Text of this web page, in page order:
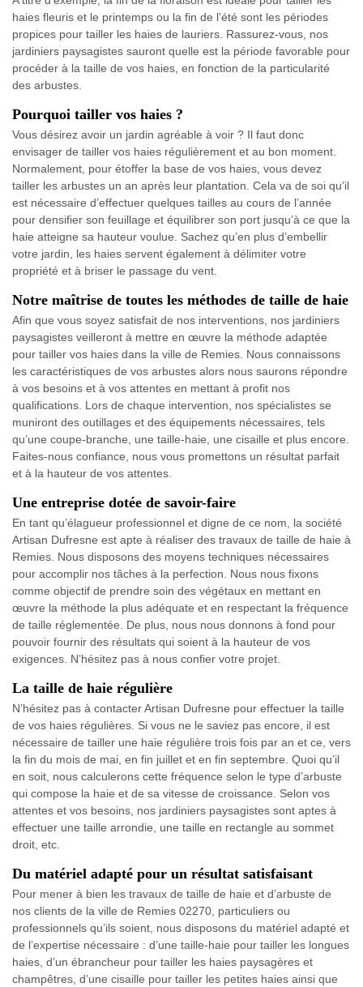
haies fleuris et le printemps ou la fin de l’été sont les périodes
propices pour tailler les haies de lauriers. Rassurez-vous, nos
jardiniers paysagistes sauront quelle est la période favorable pour
procéder à la taille de vos haies, en fonction de la particularité
des arbustes.
Pourquoi tailler vos haies ?
Vous désirez avoir un jardin agréable à voir ? Il faut donc
envisager de tailler vos haies régulièrement et au bon moment.
Normalement, pour étoffer la base de vos haies, vous devez
tailler les arbustes un an après leur plantation. Cela va de soi qu’il
est nécessaire d’effectuer quelques tailles au cours de l’année
pour densifier son feuillage et équilibrer son port jusqu’à ce que la
haie atteigne sa hauteur voulue. Sachez qu’en plus d’embellir
votre jardin, les haies servent également à délimiter votre
propriété et à briser le passage du vent.
Notre maîtrise de toutes les méthodes de taille de haie
Afin que vous soyez satisfait de nos interventions, nos jardiniers
paysagistes veilleront à mettre en œuvre la méthode adaptée
pour tailler vos haies dans la ville de Remies. Nous connaissons
les caractéristiques de vos arbustes alors nous saurons répondre
à vos besoins et à vos attentes en mettant à profit nos
qualifications. Lors de chaque intervention, nos spécialistes se
muniront des outillages et des équipements nécessaires, tels
qu’une coupe-branche, une taille-haie, une cisaille et plus encore.
Faites-nous confiance, nous vous promettons un résultat parfait
et à la hauteur de vos attentes.
Une entreprise dotée de savoir-faire
En tant qu’élagueur professionnel et digne de ce nom, la société
Artisan Dufresne est apte à réaliser des travaux de taille de haie à
Remies. Nous disposons des moyens techniques nécessaires
pour accomplir nos tâches à la perfection. Nous nous fixons
comme objectif de prendre soin des végétaux en mettant en
œuvre la méthode la plus adéquate et en respectant la fréquence
de taille réglementée. De plus, nous nous donnons à fond pour
pouvoir fournir des résultats qui soient à la hauteur de vos
exigences. N’hésitez pas à nous confier votre projet.
La taille de haie régulière
N’hésitez pas à contacter Artisan Dufresne pour effectuer la taille
de vos haies régulières. Si vous ne le saviez pas encore, il est
nécessaire de tailler une haie régulière trois fois par an et ce, vers
la fin du mois de mai, en fin juillet et en fin septembre. Quoi qu’il
en soit, nous calculerons cette fréquence selon le type d’arbuste
qui compose la haie et de sa vitesse de croissance. Selon vos
attentes et vos besoins, nos jardiniers paysagistes sont aptes à
effectuer une taille arrondie, une taille en rectangle au sommet
droit, etc.
Du matériel adapté pour un résultat satisfaisant
Pour mener à bien les travaux de taille de haie et d’arbuste de
nos clients de la ville de Remies 02270, particuliers ou
professionnels qu’ils soient, nous disposons du matériel adapté et
de l’expertise nécessaire : d’une taille-haie pour tailler les longues
haies, d’un ébrancheur pour tailler les haies paysagères et
champêtres, d’une cisaille pour tailler les petites haies ainsi que